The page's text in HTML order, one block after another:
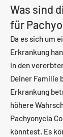
Was sind
für
Da es sich um
Erkrankung
in den
Deiner Familie
Erkrankung
höhere
Pachyonycia
könntest. Es